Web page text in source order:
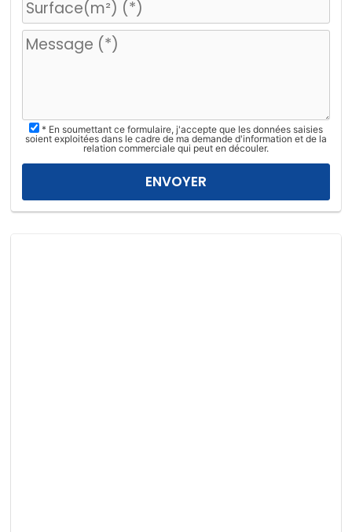
u
z
s
* En soumettant ce formulaire, j'accepte que les données saisies
soient exploitées dans le cadre de ma demande d'information et de la
relation commerciale qui peut en découler.